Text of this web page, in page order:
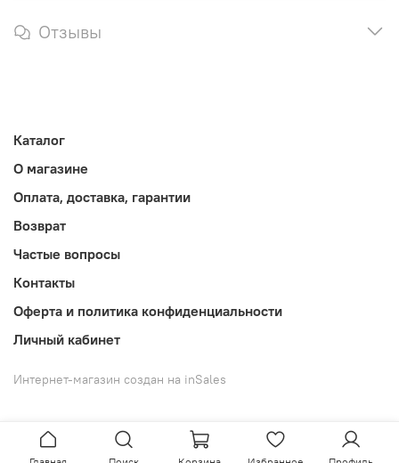
Отзывы
Каталог
О магазине
Оплата, доставка, гарантии
Возврат
Частые вопросы
Контакты
Оферта и политика конфиденциальности
Личный кабинет
Интернет-магазин создан на inSales